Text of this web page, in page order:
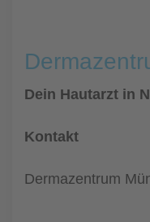
Dein Hautarzt in
Kontakt
Dermazentrum